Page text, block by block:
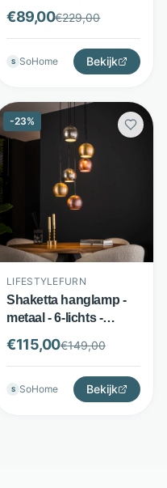
kappen 4-lichts - Zwart
- LifestyleFurn
€89,00€229,00
S SoHome Bekijk
-23%
LIFESTYLEFURN
Shaketta hanglamp -
metaal - 6-lichts -
metaal mix -
LifestyleFurn
€115,00€149,00
S SoHome Bekijk